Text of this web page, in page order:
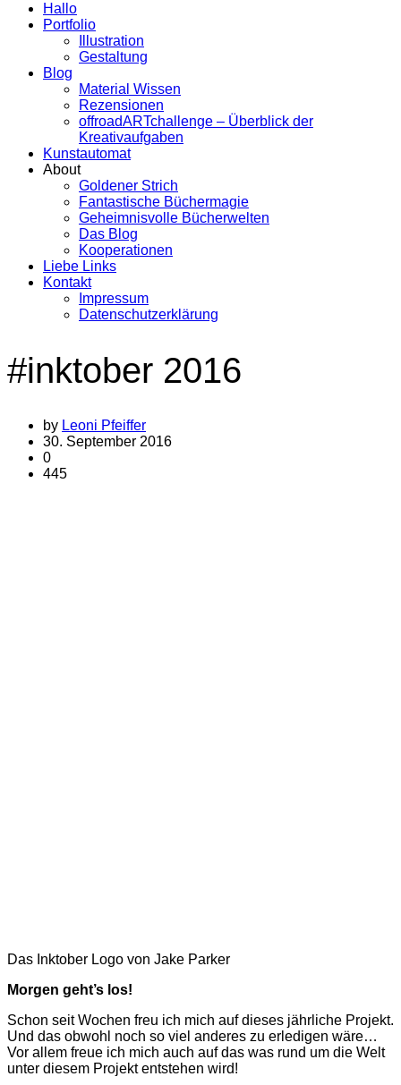
Hallo
Portfolio
Illustration
Gestaltung
Blog
Material Wissen
Rezensionen
offroadARTchallenge – Überblick der
Kreativaufgaben
Kunstautomat
About
Goldener Strich
Fantastische Büchermagie
Geheimnisvolle Bücherwelten
Das Blog
Kooperationen
Liebe Links
Kontakt
Impressum
Datenschutzerklärung
#inktober 2016
by Leoni Pfeiffer
30. September 2016
0
445
Das Inktober Logo von Jake Parker
Morgen geht’s los!
Schon seit Wochen freu ich mich auf dieses jährliche Projekt.
Und das obwohl noch so viel anderes zu erledigen wäre…
Vor allem freue ich mich auch auf das was rund um die Welt
unter diesem Projekt entstehen wird!